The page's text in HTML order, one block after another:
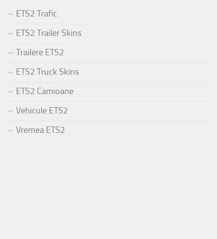
ETS2 Trafic
ETS2 Trailer Skins
Trailere ETS2
ETS2 Truck Skins
ETS2 Camioane
Vehicule ETS2
Vremea ETS2